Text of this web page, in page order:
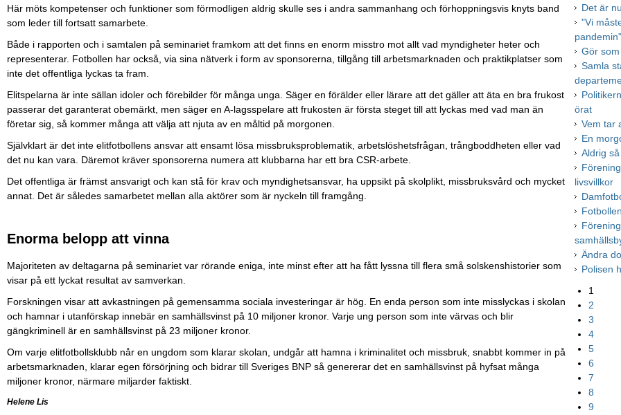
Här möts kompetenser och funktioner som förmodligen aldrig skulle ses i andra sammanhang och förhoppningsvis knyts band
som leder till fortsatt samarbete.
Både i rapporten och i samtalen på seminariet framkom att det finns en enorm misstro mot allt vad myndigheter heter och
representerar. Fotbollen har också, via sina nätverk i form av sponsorerna, tillgång till arbetsmarknaden och praktikplatser som
inte det offentliga lyckas ta fram.
Elitspelarna är inte sällan idoler och förebilder för många unga. Säger en förälder eller lärare att det gäller att äta en bra frukost
passerar det garanterat obemärkt, men säger en A-lagsspelare att frukosten är första steget till att lyckas med vad man än
företar sig, så kommer många att välja att njuta av en måltid på morgonen.
Självklart är det inte elitfotbollens ansvar att ensamt lösa missbruksproblematik, arbetslöshetsfrågan, trångboddheten eller vad
det nu kan vara. Däremot kräver sponsorerna numera att klubbarna har ett bra CSR-arbete.
Det offentliga är främst ansvarigt och kan stå för krav och myndighetsansvar, ha uppsikt på skolplikt, missbruksvård och mycket
annat. Det är således samarbetet mellan alla aktörer som är nyckeln till framgång.
Enorma belopp att vinna
Majoriteten av deltagarna på seminariet var rörande eniga, inte minst efter att ha fått lyssna till flera små solskenshistorier som
visar på ett lyckat resultat av samverkan.
Forskningen visar att avkastningen på gemensamma sociala investeringar är hög. En enda person som inte misslyckas i skolan
och hamnar i utanförskap innebär en samhällsvinst på 10 miljoner kronor. Varje ung person som inte värvas och blir
gängkriminell är en samhällsvinst på 23 miljoner kronor.
Om varje elitfotbollsklubb når en ungdom som klarar skolan, undgår att hamna i kriminalitet och missbruk, snabbt kommer in på
arbetsmarknaden, klarar egen försörjning och bidrar till Sveriges BNP så genererar det en samhällsvinst på hyfsat många
miljoner kronor, närmare miljarder faktiskt.
Helene Lis
Det är
"Vi
Gör
Samla
örat
Vem tar
En
Aldrig
livsvillkor
Ändra
Polisen
1
2
3
4
5
6
7
8
9